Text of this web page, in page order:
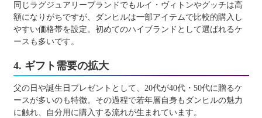
同じラグジュアリーブランドでもルイ・ヴィトンやグッチは高
額になりがちですが、ダンヒルは一部アイテムで比較的購入し
やすい価格帯を設定。初めてのハイブランドとして選ばれるケ
ースも多いです。
4. ギフト需要の拡大
父の日や誕生日プレゼントとして、20代が40代・50代に贈るケ
ースが多いのも特徴。その過程で若年層自身もダンヒルの魅力
に触れ、自分用に購入する流れが生まれています。